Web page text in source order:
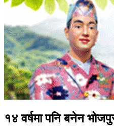
१४ वर्षमा पनि बनेन